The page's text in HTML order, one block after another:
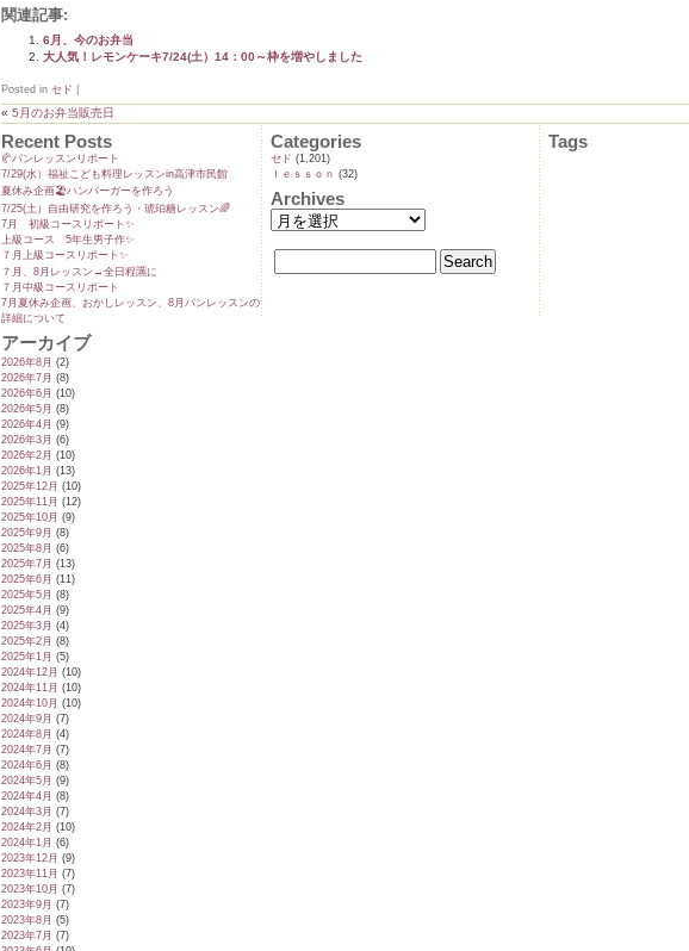
関連記事:
6月、今のお弁当
大人気！レモンケーキ7/24(土）14：00～枠を増やしました
Posted in セド
« 5月のお弁当販売日
Recent Posts
🥐パンレッスンリポート
7/29(水）福祉こども料理レッスンin高津市民館
夏休み企画🏖️ハンバーガーを作ろう
7/25(土）自由研究を作ろう・琥珀糖レッスン🌈
7月 初級コースリポート✨️
上級コース 5年生男子作✨️
７月上級コースリポート✨️
７月、8月レッスン→全日程🈵に
７月中級コースリポート
7月夏休み企画、おかしレッスン、8月パンレッスンの
詳細について
アーカイブ
2026年8月 (2)
2026年7月 (8)
2026年6月 (10)
2026年5月 (8)
2026年4月 (9)
2026年3月 (6)
2026年2月 (10)
2026年1月 (13)
2025年12月 (10)
2025年11月 (12)
2025年10月 (9)
2025年9月 (8)
2025年8月 (6)
2025年7月 (13)
2025年6月 (11)
2025年5月 (8)
2025年4月 (9)
2025年3月 (4)
2025年2月 (8)
2025年1月 (5)
2024年12月 (10)
2024年11月 (10)
2024年10月 (10)
2024年9月 (7)
2024年8月 (4)
2024年7月 (7)
2024年6月 (8)
2024年5月 (9)
2024年4月 (8)
2024年3月 (7)
2024年2月 (10)
2024年1月 (6)
2023年12月 (9)
2023年11月 (7)
2023年10月 (7)
2023年9月 (7)
2023年8月 (5)
2023年7月 (7)
Categories
セド (1,201)
ｌｅｓｓｏｎ (32)
Archives
Tags